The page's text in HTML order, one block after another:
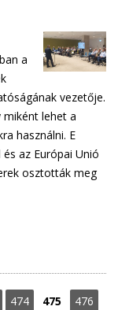
a
vezetője.
lehet a
használni. E
az Európai Unió
osztották meg
474 475 476